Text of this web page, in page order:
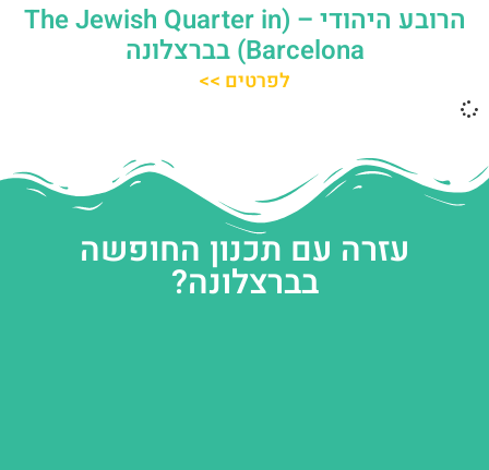
הרובע היהודי – (The Jewish Quarter in
Barcelona) בברצלונה
לפרטים >>
עזרה עם תכנון החופשה
בברצלונה?